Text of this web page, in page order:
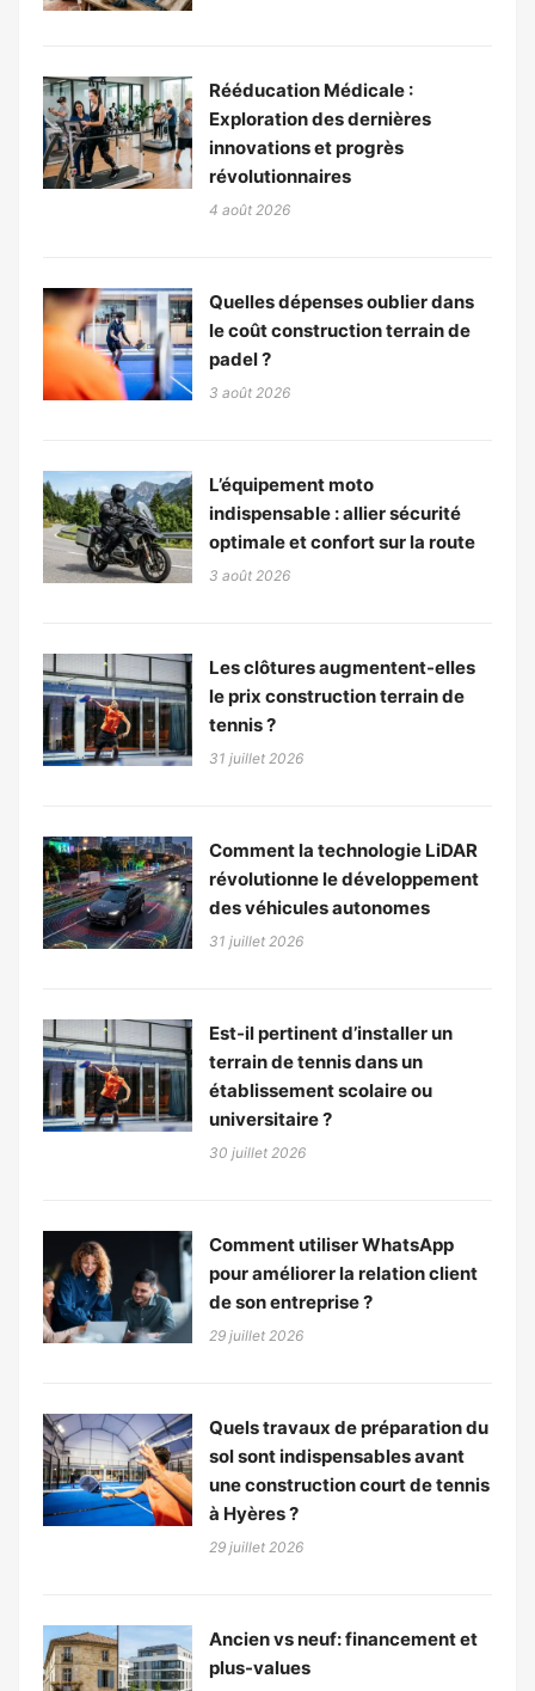
Rééducation Médicale :
Exploration des dernières
innovations et progrès
révolutionnaires
4 août 2026
Quelles dépenses oublier dans
le coût construction terrain de
padel ?
3 août 2026
L’équipement moto
indispensable : allier sécurité
optimale et confort sur la route
3 août 2026
Les clôtures augmentent-elles
le prix construction terrain de
tennis ?
31 juillet 2026
Comment la technologie LiDAR
révolutionne le développement
des véhicules autonomes
31 juillet 2026
Est-il pertinent d’installer un
terrain de tennis dans un
établissement scolaire ou
universitaire ?
30 juillet 2026
Comment utiliser WhatsApp
pour améliorer la relation client
de son entreprise ?
29 juillet 2026
Quels travaux de préparation du
sol sont indispensables avant
une construction court de tennis
à Hyères ?
29 juillet 2026
Ancien vs neuf: financement et
plus-values